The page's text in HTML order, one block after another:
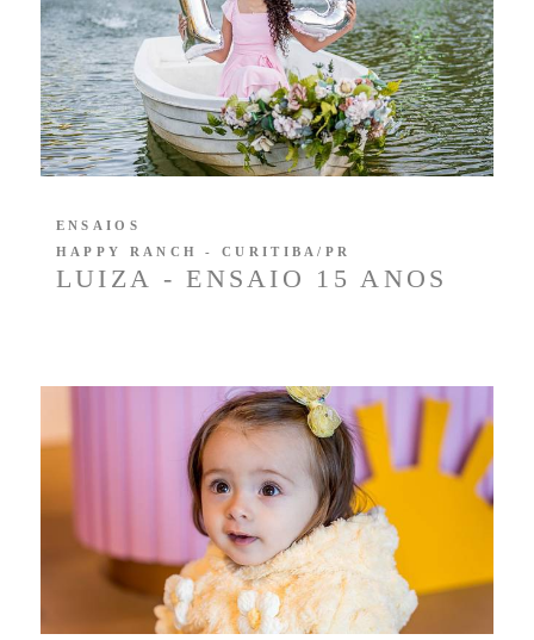
LUIZA - ENSAIO 15 ANOS
ENSAIOS
HAPPY RANCH - CURITIBA/PR